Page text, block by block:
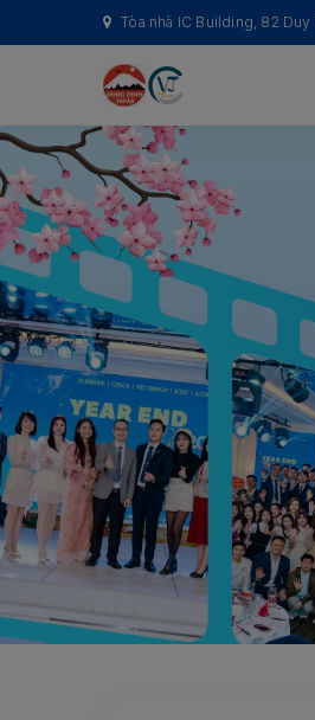
Tòa nhà IC Building, 82 Duy